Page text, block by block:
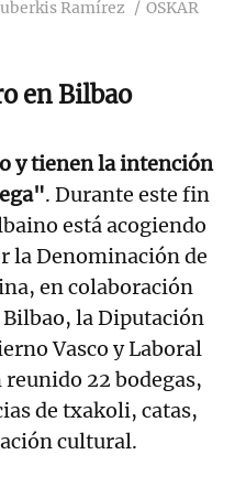
Ramírez
OSKAR
en Bilbao
y tienen la intención
. Durante este fin
está acogiendo
la Denominación de
en colaboración
la Diputación
Vasco y Laboral
22 bodegas,
de txakoli, catas,
cultural.